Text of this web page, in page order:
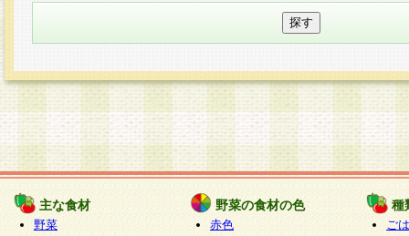
主な食材
野菜
野菜の食材の色
赤色
種
ご